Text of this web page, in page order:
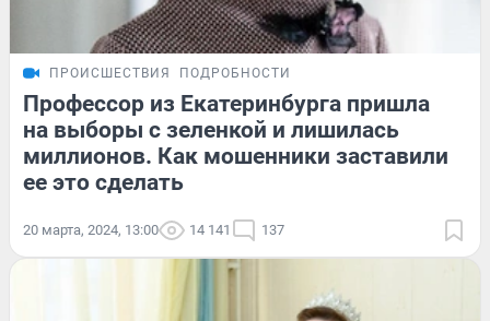
ПРОИСШЕСТВИЯ ПОДРОБНОСТИ
Профессор из Екатеринбурга пришла
на выборы с зеленкой и лишилась
миллионов. Как мошенники заставили
ее это сделать
20 марта, 2024, 13:00 14 141 137